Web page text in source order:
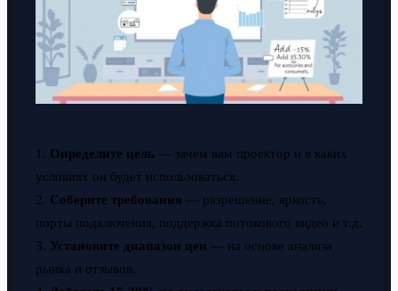
1. Определите цель — зачем вам проектор и в каких
условиях он будет использоваться.
2. Соберите требования — разрешение, яркость,
порты подключения, поддержка потокового видео и т.д.
3. Установите диапазон цен — на основе анализа
рынка и отзывов.